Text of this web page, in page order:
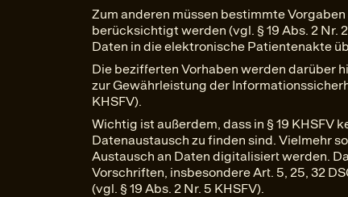
Zum anderen müssen bestimmte
berücksichtigt werden (vgl. § 19 Abs. 2 Nr.
Daten in die elektronische Patientenakte
Die bezifferten Vorhaben werden darüber
zur Gewährleistung der
KHSFV).
Wichtig ist außerdem, dass in § 19 KHSFV
Datenaustausch zu finden sind. Vielmehr
Austausch an Daten digitalisiert werden.
Vorschriften, insbesondere Art. 5, 25, 32
(vgl. § 19 Abs. 2 Nr. 5 KHSFV).